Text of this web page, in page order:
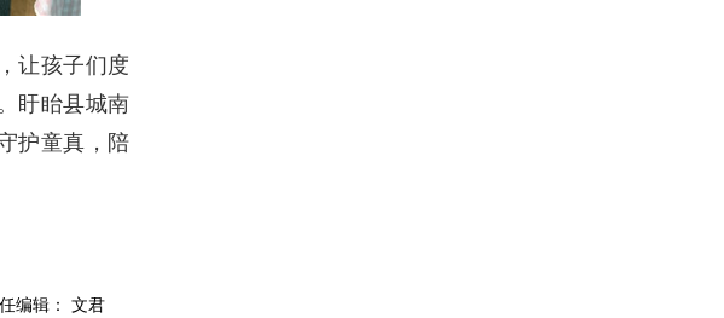
让孩子们度
盱眙县城南
护童真，陪
编辑： 文君